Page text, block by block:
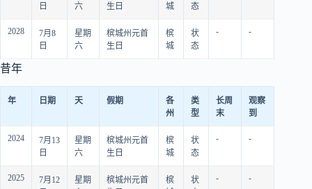
日
六
生日
城
态
2028
7月8
日
星期
六
槟城州元首
生日
槟
城
状
态
- -
昔年
年 日期 天 假期
各
州
类
型
长周
末
观察
到
2024
7月13
日
星期
六
槟城州元首
生日
槟
城
状
态
- -
2025
7月12
星期
槟城州元首
槟
状
- -